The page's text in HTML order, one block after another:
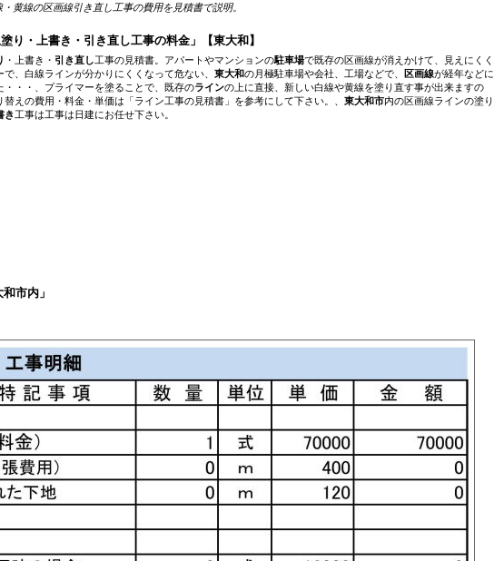
黄線の区画線引き直し工事の費用を見積書で説明。
り・上書き・引き直し工事の料金」【東大和】
・上書き・ 引き直し工事の見積書。アパートやマンションの駐車場で既存の区画線が消えかけて、見えにくく
、白線ラインが分かりにくくなって危ない、 東大和の月極駐車場や会社、工場などで、 区画線が経年などに
・・・、プライマーを塗ることで、既存のラインの上に直接、新しい白線や黄線を塗り直す事が出来ますの
えの費用・料金・単価は「ライン工事の見積書」を参考にして下さい。、 東大和市内の区画線ラインの塗り
き 工事は工事は日建にお任せ下さい。
市内」